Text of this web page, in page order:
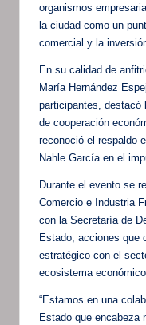
organismos
la ciudad como un
comercial y la
En su calidad de
María Hernández
participantes, destacó
de cooperación
reconoció el respaldo
Nahle García en el
Durante el evento se
Comercio e Industria
con la Secretaría de
Estado, acciones que
estratégico con el
ecosistema
“Estamos en una
Estado que encabeza